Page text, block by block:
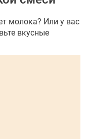
молока? Или у вас
вкусные